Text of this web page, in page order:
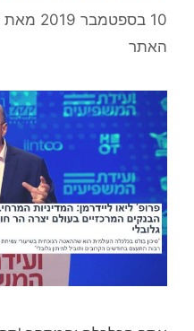
10 בספטמבר 2019 מאת
האתר